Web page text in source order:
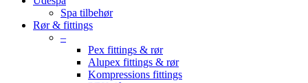
Spa tilbehør
Rør & fittings
–
Pex fittings & rør
Alupex fittings & rør
Kompressions fittings